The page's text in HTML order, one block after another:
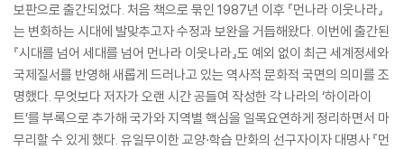
보판으로 출간되었다. 처음 책으로 묶인 1987년 이후 『먼나라 이웃나라』
는 변화하는 시대에 발맞추고자 수정과 보완을 거듭해왔다. 이번에 출간된
『시대를 넘어 세대를 넘어 먼나라 이웃나라』도 예외 없이 최근 세계정세와
국제질서를 반영해 새롭게 드러나고 있는 역사적 문화적 국면의 의미를 조
명했다. 무엇보다 저자가 오랜 시간 공들여 작성한 각 나라의 ‘하이라이
트’를 부록으로 추가해 국가와 지역별 핵심을 일목요연하게 정리하면서 마
무리할 수 있게 했다. 유일무이한 교양·학습 만화의 선구자이자 대명사 『먼